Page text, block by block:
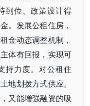
到位、政策设计得
。发展公租住房，
金动态调整机制，
体有回报，实现可
持力度。对公租住
地划拨方式供应。
又能增强融资的吸